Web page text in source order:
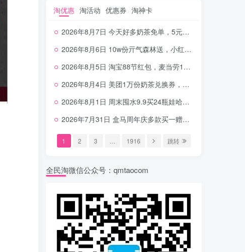
淘优惠 淘活动 优惠券 淘神卡
2026年8月7日 今天好多奶茶免单，5元农行省钱卡，京东抢0.01沪上，邮储5.88元等
2026年8月6日 10w份亓气森林送，小红书12元无门槛，中行电费30-10，0元柠檬水+0撸汉堡等
2026年8月5日 淘宝88节红包，麦当劳150万份柠檬水，三万份瑞幸免单，霸王9万份0.01券等
2026年8月4日 美团1万份奶茶兑换券，农行5E卡，中行支付超给利，美团领18个冰激凌，小米每天领2-6元等等
2026年8月1日 周末囤水9.9买24瓶娃哈哈，建行100元京东券，移动5元话费，麦当劳甜筒，交行立减金等
2026年7月31日 盒马周年庆多款买一赠一，饿了么拆红包，建行30立减金，农行领10元刷卡金等
1 2 3 1916 跳转
全民淘微信公众号：qmtaocom